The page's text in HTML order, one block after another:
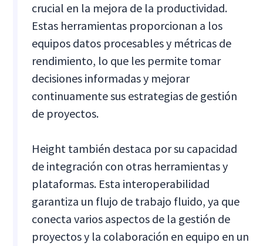
crucial en la mejora de la productividad.
Estas herramientas proporcionan a los
equipos datos procesables y métricas de
rendimiento, lo que les permite tomar
decisiones informadas y mejorar
continuamente sus estrategias de gestión
de proyectos.
Height también destaca por su capacidad
de integración con otras herramientas y
plataformas. Esta interoperabilidad
garantiza un flujo de trabajo fluido, ya que
conecta varios aspectos de la gestión de
proyectos y la colaboración en equipo en un